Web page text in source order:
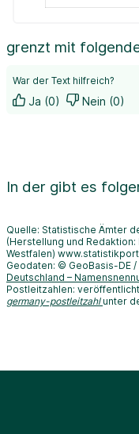
grenzt mit
War der Text hilfreich?
Ja (0) Nein (0)
In der gibt es
Quelle: Statistische Ämter
(Herstellung und
Westfalen)
Geodaten: © GeoBasis-DE
Deutschland –
Postleitzahlen:
germany-postleitzahl unter